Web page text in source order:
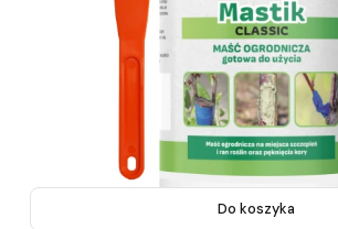
Do koszyka